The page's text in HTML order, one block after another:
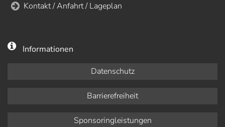
Kontakt / Anfahrt / Lageplan
Informationen
Datenschutz
Barrierefreiheit
Sponsoringleistungen